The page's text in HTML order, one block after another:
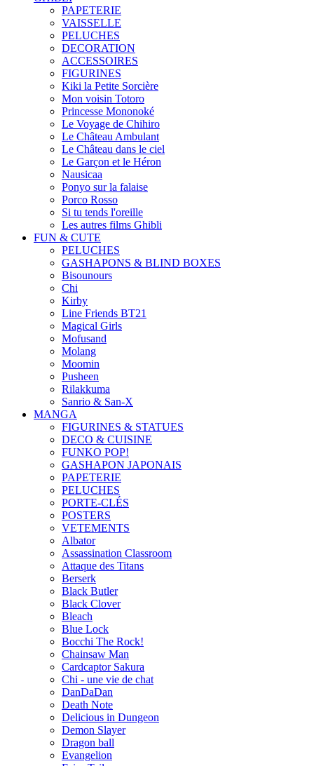
PAPETERIE
VAISSELLE
PELUCHES
DECORATION
ACCESSOIRES
FIGURINES
Kiki la Petite Sorcière
Mon voisin Totoro
Princesse Mononoké
Le Voyage de Chihiro
Le Château Ambulant
Le Château dans le ciel
Le Garçon et le Héron
Nausicaa
Ponyo sur la falaise
Porco Rosso
Si tu tends l'oreille
Les autres films Ghibli
FUN & CUTE
PELUCHES
GASHAPONS & BLIND BOXES
Bisounours
Chi
Kirby
Line Friends BT21
Magical Girls
Mofusand
Molang
Moomin
Pusheen
Rilakkuma
Sanrio & San-X
MANGA
FIGURINES & STATUES
DECO & CUISINE
FUNKO POP!
GASHAPON JAPONAIS
PAPETERIE
PELUCHES
PORTE-CLÉS
POSTERS
VETEMENTS
Albator
Assassination Classroom
Attaque des Titans
Berserk
Black Butler
Black Clover
Bleach
Blue Lock
Bocchi The Rock!
Chainsaw Man
Cardcaptor Sakura
Chi - une vie de chat
DanDaDan
Death Note
Delicious in Dungeon
Demon Slayer
Dragon ball
Evangelion